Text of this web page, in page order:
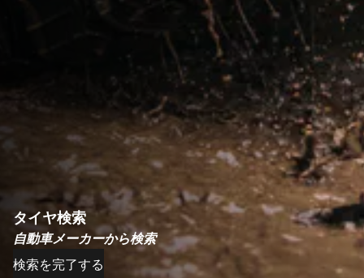
タイヤ検索
自動車メーカーから検索
検索を完了する